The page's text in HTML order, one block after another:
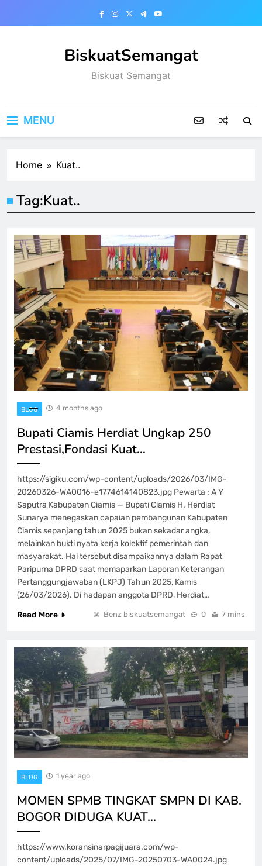
BiskuatSemangat
Biskuat Semangat
MENU
Home Kuat..
Tag:Kuat..
BLOG 4 months ago
Bupati Ciamis Herdiat Ungkap 250
Prestasi,Fondasi Kuat…
https://sigiku.com/wp-content/uploads/2026/03/IMG-
20260326-WA0016-e1774614140823.jpg Pewarta : A Y
Saputra Kabupaten Ciamis — Bupati Ciamis H. Herdiat
Sunarya menegaskan capaian pembangunan Kabupaten
Ciamis sepanjang tahun 2025 bukan sekadar angka,
melainkan bukti nyata kerja kolektif pemerintah dan
masyarakat. Hal tersebut disampaikannya dalam Rapat
Paripurna DPRD saat memaparkan Laporan Keterangan
Pertanggungjawaban (LKPJ) Tahun 2025, Kamis
(26/03/2026). Di hadapan anggota DPRD, Herdiat…
Read More
Benz biskuatsemangat 0 7 mins
BLOG 1 year ago
MOMEN SPMB TINGKAT SMPN DI KAB.
BOGOR DIDUGA KUAT…
https://www.koransinarpagijuara.com/wp-
content/uploads/2025/07/IMG-20250703-WA0024.jpg